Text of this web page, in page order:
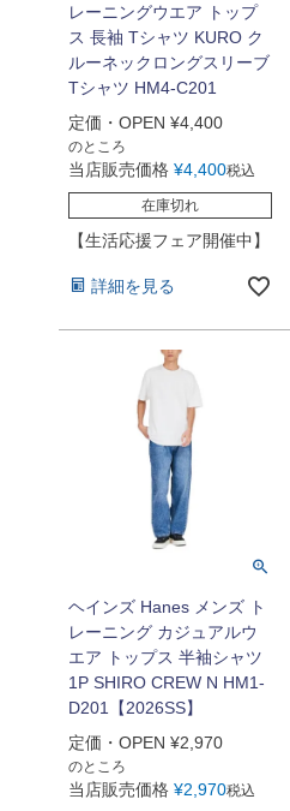
レーニングウエア トップ
ス 長袖 Tシャツ KURO ク
ルーネックロングスリーブ
Tシャツ HM4-C201
定価・OPEN ¥4,400
のところ
当店販売価格 ¥4,400税込
在庫切れ
【生活応援フェア開催中】
詳細を見る
ヘインズ Hanes メンズ ト
レーニング カジュアルウ
エア トップス 半袖シャツ
1P SHIRO CREW N HM1-
D201【2026SS】
定価・OPEN ¥2,970
のところ
当店販売価格 ¥2,970税込